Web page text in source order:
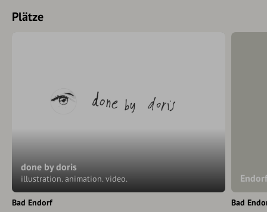
Plätze
done by doris
illustration. animation. video.
Bad Endorf Bad